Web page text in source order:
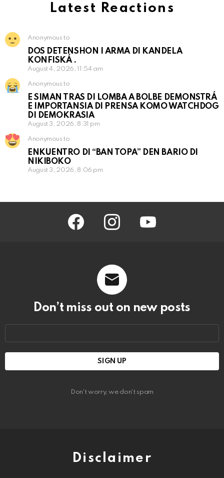
Latest Reactions
Anonymous to
DOS DETENSHON I ARMA DI KANDELA
KONFISKÁ .
August 4, 2026, 11:54 am
Anonymous to
E SIMAN TRAS DI LOMBA A BOLBE DEMONSTRÁ
E IMPORTANSIA DI PRENSA KOMO WATCHDOG
DI DEMOKRASIA
August 3, 2026, 8:31 pm
Anonymous to
ENKUENTRO DI “BAN TOPA” DEN BARIO DI
NIKIBOKO
August 3, 2026, 8:06 pm
facebook instagram youtube
Don’t miss out on new posts
Don't worry, we don't spam
Disclaimer